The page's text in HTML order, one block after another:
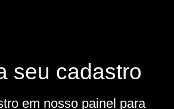
seu cadastro
em nosso painel para